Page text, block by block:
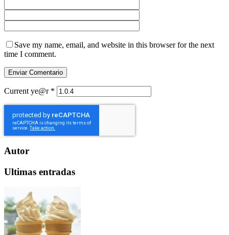
Save my name, email, and website in this browser for the next
time I comment.
Current ye@r *
Autor
Ultimas entradas